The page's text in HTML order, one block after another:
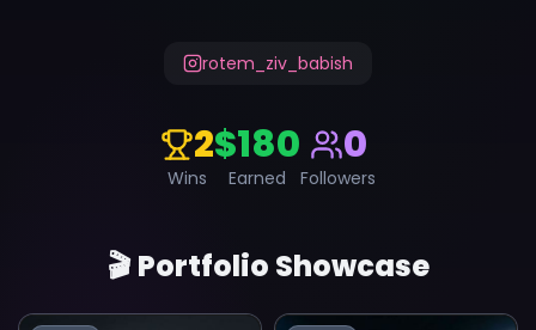
rotem_ziv_babish
2
Wins
$180
Earned
0
Followers
🎬 Portfolio Showcase